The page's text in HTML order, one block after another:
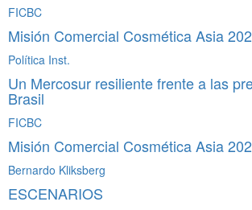
FICBC
Misión Comercial Cosmética Asia
Política Inst.
Un Mercosur resiliente frente a las
Brasil
FICBC
Misión Comercial Cosmética Asia
Bernardo Kliksberg
ESCENARIOS